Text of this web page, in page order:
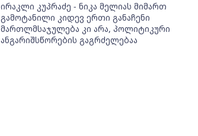
ირაკლი კუპრაძე - ნიკა მელიას მიმართ
გამოტანილი კიდევ ერთი განაჩენი
მართლმსაჯულება კი არა, პოლიტიკური
ანგარიშსწორების გაგრძელებაა